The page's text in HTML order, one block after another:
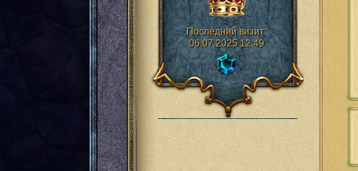
Последний визит:
06.07.2025 12:49